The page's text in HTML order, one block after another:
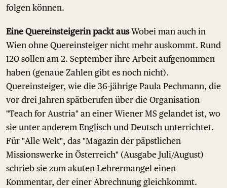
folgen können.
Eine Quereinsteigerin packt ausWobei man auch in
Wien ohne Quereinsteiger nicht mehr auskommt. Rund
120 sollen am 2. September ihre Arbeit aufgenommen
haben (genaue Zahlen gibt es noch nicht).
Quereinsteiger, wie die 36-jährige Paula Pechmann, die
vor drei Jahren spätberufen über die Organisation
"Teach for Austria" an einer Wiener MS gelandet ist, wo
sie unter anderem Englisch und Deutsch unterrichtet.
Für "Alle Welt", das "Magazin der päpstlichen
Missionswerke in Österreich" (Ausgabe Juli/August)
schrieb sie zum akuten Lehrermangel einen
Kommentar, der einer Abrechnung gleichkommt.